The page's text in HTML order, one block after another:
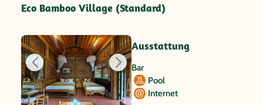
Eco Bamboo Village (Standard)
Ausstattung
Bar
Pool
Internet